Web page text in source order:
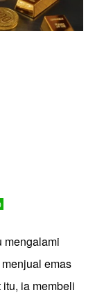
mengalami
emas
ia membeli